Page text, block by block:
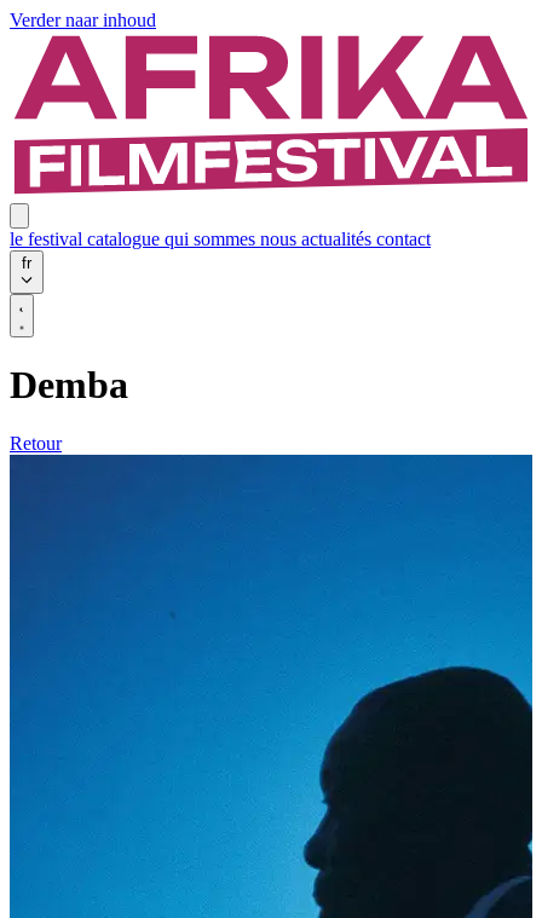
Verder naar inhoud
le festival catalogue qui sommes nous actualités contact
fr
Demba
Retour